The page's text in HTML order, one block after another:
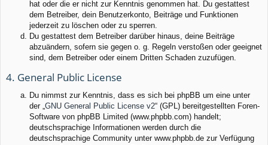
hat oder die er nicht zur Kenntnis genommen hat. Du gestattest
dem Betreiber, dein Benutzerkonto, Beiträge und Funktionen
jederzeit zu löschen oder zu sperren.
Du gestattest dem Betreiber darüber hinaus, deine Beiträge
abzuändern, sofern sie gegen o. g. Regeln verstoßen oder geeignet
sind, dem Betreiber oder einem Dritten Schaden zuzufügen.
4. General Public License
Du nimmst zur Kenntnis, dass es sich bei phpBB um eine unter
der „GNU General Public License v2“ (GPL) bereitgestellten Foren-
Software von phpBB Limited (www.phpbb.com) handelt;
deutschsprachige Informationen werden durch die
deutschsprachige Community unter www.phpbb.de zur Verfügung